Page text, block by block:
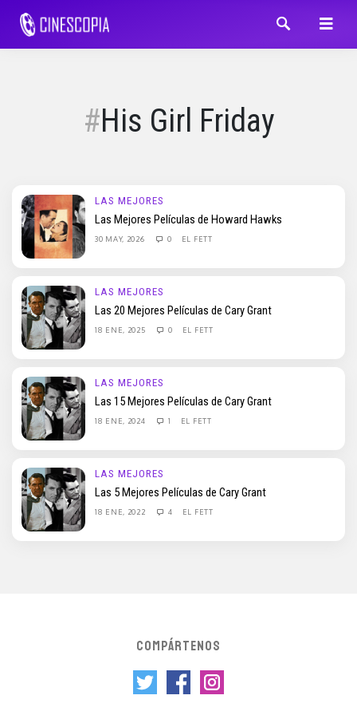
His Girl Friday
LAS MEJORES
Las Mejores Películas de Howard Hawks
30 MAY, 2026 0 EL FETT
LAS MEJORES
Las 20 Mejores Películas de Cary Grant
18 ENE, 2025 0 EL FETT
LAS MEJORES
Las 15 Mejores Películas de Cary Grant
18 ENE, 2024 1 EL FETT
LAS MEJORES
Las 5 Mejores Películas de Cary Grant
18 ENE, 2022 4 EL FETT
COMPÁRTENOS